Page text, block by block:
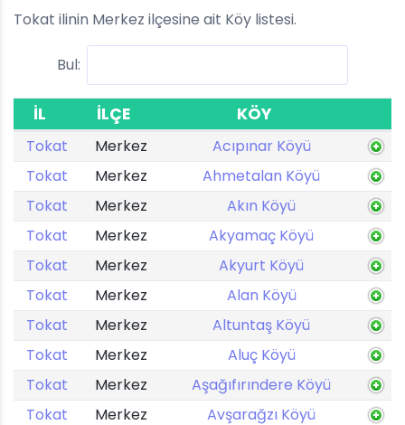
Tokat ilinin Merkez ilçesine ait Köy listesi.
Bul:
İL İLÇE KÖY
Tokat Merkez
Acıpınar Köyü
Tokat
Merkez
Ahmetalan Köyü
Tokat
Merkez
Akın Köyü
Tokat
Merkez
Akyamaç Köyü
Tokat
Merkez
Akyurt Köyü
Tokat
Merkez
Alan Köyü
Tokat
Merkez
Altuntaş Köyü
Tokat
Merkez
Aluç Köyü
Tokat
Merkez
Aşağıfırındere Köyü
Tokat
Merkez
Avşarağzı Köyü